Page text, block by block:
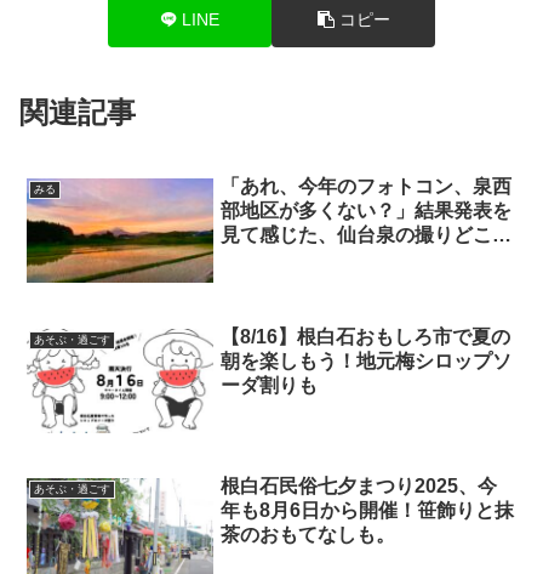
LINE コピー
関連記事
みる
「あれ、今年のフォトコン、泉西
部地区が多くない？」結果発表を
見て感じた、仙台泉の撮りどこ
あそぶ・過ごす
【8/16】根白石おもしろ市で夏の
朝を楽しもう！地元梅シロップソ
ーダ割りも
あそぶ・過ごす
根白石民俗七夕まつり2025、今
年も8月6日から開催！笹飾りと抹
茶のおもてなしも。